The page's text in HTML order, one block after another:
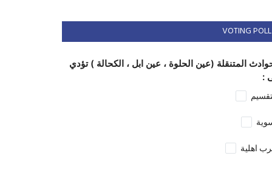
VOTING POLL
المتنقلة (عين الحلوة ، عين ابل ، الكحالة ) تؤدي
:
اهلية